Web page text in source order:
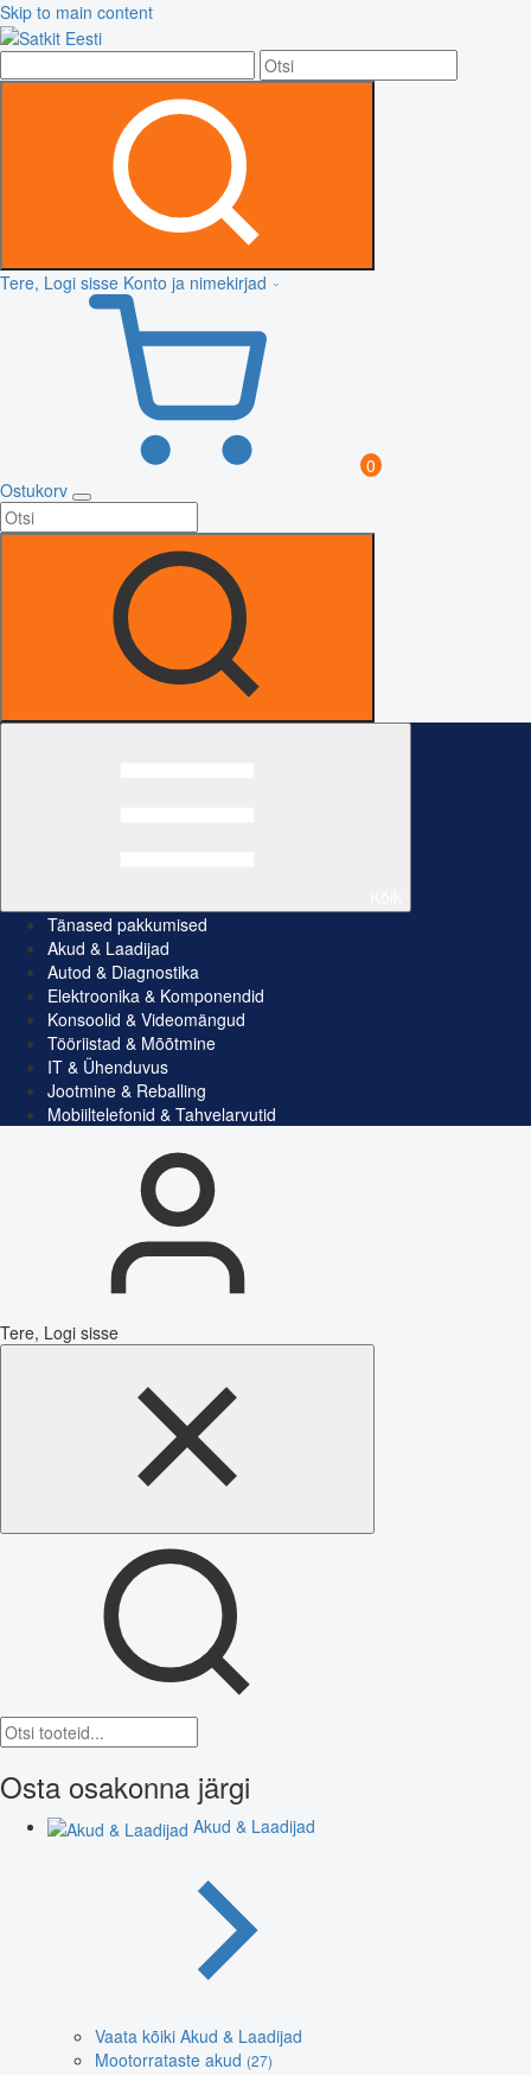
Skip to main content
Tere, Logi sisse Konto ja nimekirjad
0
Ostukorv
Tänased pakkumised
Akud & Laadijad
Autod & Diagnostika
Elektroonika & Komponendid
Konsoolid & Videomängud
Tööriistad & Mõõtmine
IT & Ühenduvus
Jootmine & Reballing
Mobiiltelefonid & Tahvelarvutid
Tere, Logi sisse
Osta osakonna järgi
Akud & Laadijad
Vaata kõiki Akud & Laadijad
Mootorrataste akud (27)